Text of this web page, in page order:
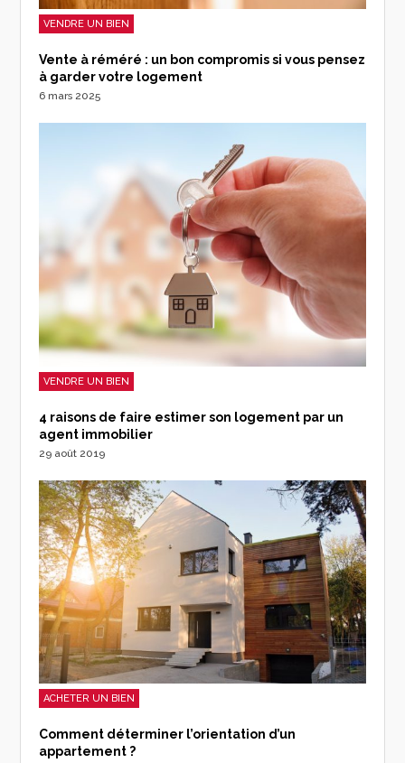
VENDRE UN BIEN
Vente à réméré : un bon compromis si vous pensez
à garder votre logement
6 mars 2025
VENDRE UN BIEN
4 raisons de faire estimer son logement par un
agent immobilier
29 août 2019
ACHETER UN BIEN
Comment déterminer l’orientation d’un
appartement ?